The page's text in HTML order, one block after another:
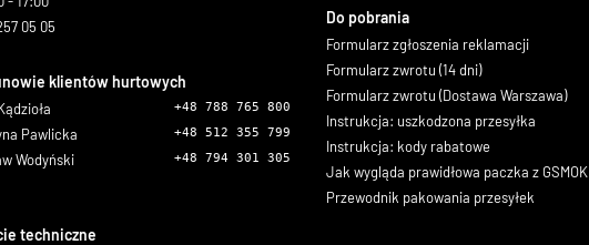
05 05
klientów hurtowych
+48 788 765 800
Pawlicka +48 512 355 799
Wodyński +48 794 301 305
techniczne
Do pobrania
Formularz zgłoszenia reklamacji
Formularz zwrotu (14 dni)
Formularz zwrotu (Dostawa Warszawa)
Instrukcja: uszkodzona przesyłka
Instrukcja: kody rabatowe
Jak wygląda prawidłowa paczka z GSMOK
Przewodnik pakowania przesyłek